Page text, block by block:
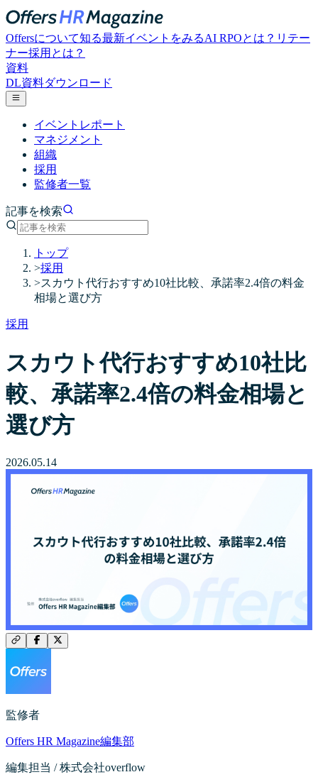
Offersについて知る最新イベントをみるAI RPOとは？ リテー
ナー採用とは？
資料
DL資料ダウンロード
イベントレポート
マネジメント
組織
採用
監修者一覧
記事を検索
トップ
>採用
>スカウト代行おすすめ10社比較、承諾率2.4倍の料金
相場と選び方
採用
スカウト代行おすすめ10社比
較、承諾率2.4倍の料金相場と
選び方
2026.05.14
監修者
Offers HR Magazine編集部
編集担当 / 株式会社overflow